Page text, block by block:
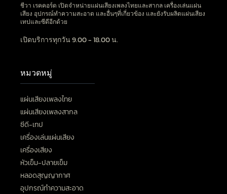
ชีวา เรคคอร์ด เปิดจำหน่ายแผ่นเสียงเพลงไทยและสากล เครื่องเล่นแผ่น
เสียง อุปกรณ์ทำความสะอาด และอื่นๆที่เกี่ยวข้อง และยังรับผลิตแผ่นเสียง
เทปและซีดีอีกด้วย
เปิดบริการทุกวัน 9.00 - 18.00 น.
หมวดหมู่
แผ่นเสียงเพลงไทย
แผ่นเสียงเพลงสากล
ซีดี-เทป
เครื่องเล่นแผ่นเสียง
เครื่องเสียง
หัวเข็ม-ปลายเข็ม
หลอดสุญญากาศ
อุปกรณ์ทำความสะอาด